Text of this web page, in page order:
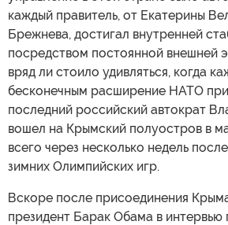
каждый правитель, от Екатерины
Брежнева, достигал внутренней
посредством постоянной внешней
вряд ли стоило удивляться, когда
бесконечным расширение НАТО
последний российский автократ
вошел на Крымский полуостров в
всего через несколько недель
зимних Олимпийских игр.
Вскоре после присоединения
президент Барак Обама в интервью